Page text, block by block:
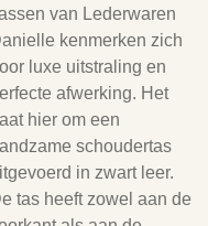
van Lederwaren
kenmerken zich
luxe uitstraling en
afwerking. Het
hier om een
schoudertas
in zwart leer.
tas heeft zowel aan de